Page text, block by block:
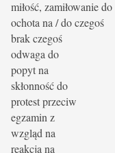
miłość, zamiłowanie do
ochota na / do czegoś
brak czegoś
odwaga do
popyt na
skłonność do
protest przeciw
egzamin z
wzgląd na
reakcja na